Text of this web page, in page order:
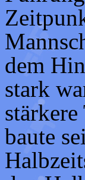
dem
stark
baute